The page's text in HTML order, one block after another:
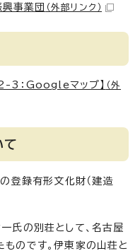
事業団 （外部リンク）
3：Googleマップ】 （外
て
登録有形文化財（建造
氏の別荘として、名古屋
のです。伊東家の山荘と